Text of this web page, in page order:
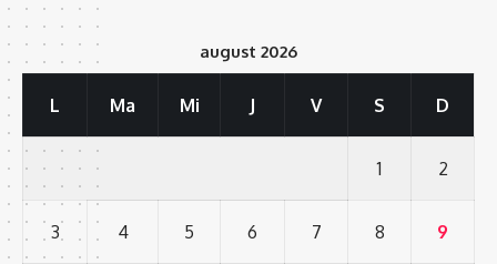
august 2026
L Ma Mi J V S D
1 2
3 4 5 6 7 8 9